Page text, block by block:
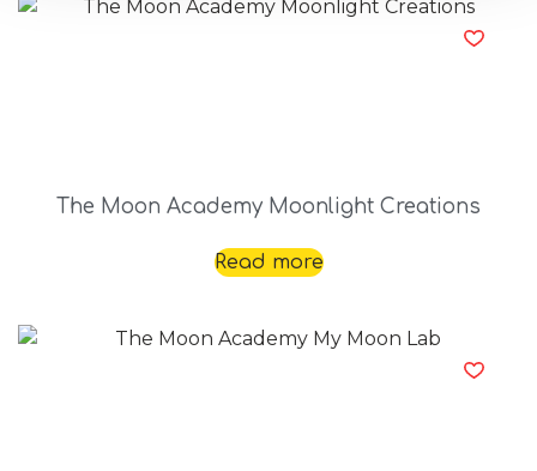
The Moon Academy Moonlight Creations
Read more